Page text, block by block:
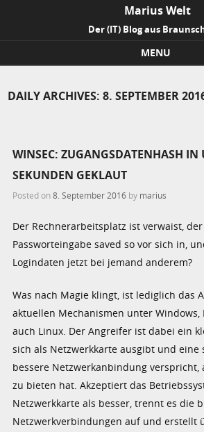
Marius Welt
Der (IT) Blog aus
MENU
DAILY ARCHIVES:8. SEPTEMBER
WINSEC: ZUGANGSDATENHASH IN
SEKUNDEN GEKLAUT
Posted on8. September 2016 by marius
Der Rechnerarbeitsplatz ist verwaist,
Passworteingabe saved so vor sich in,
Logindaten jetzt bei jemand anderem?
Was nach Magie klingt, ist lediglich das
aktuellen Mechanismen unter
auch Linux. Der Angreifer ist dabei ein
sich als Netzwerkkarte ausgibt und eine
bessere Netzwerkanbindung verspricht,
zu bieten hat. Akzeptiert das
Netzwerkkarte als besser, trennt es die
Netzwerkverbindungen auf und erstellt